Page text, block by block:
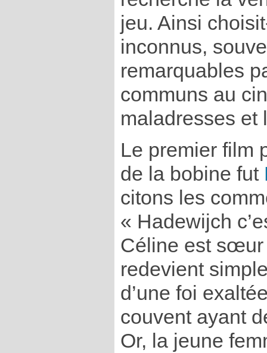
jeu. Ainsi
inconnus,
remarquables
communs au
maladresses et
Le premier film
de la bobine fut
citons les
« Hadewijch
Céline est
redevient
d’une foi
couvent ayant
Or, la jeune